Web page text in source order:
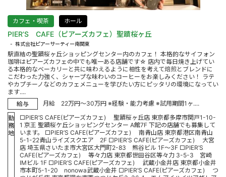
カフェ・喫茶 ホール
PIER’S CAFE（ピアーズカフェ）聖蹟桜ヶ丘
株式会社ピアーサーティー南関東
駅直結の聖蹟桜ヶ丘ショッピングセンター内のカフェ！ 本格的なサイフォン
珈琲はピアーズカフェの中でも唯一ある店舗です☆ 店内で毎日焼き上げてい
る本格的なベーカリーと共に味わえるように相性を考えて焙煎とブレンドに
こだわった力強く、シャープな味わいのコーヒーをお楽しみください！ ラテ
やカプチーノなどのカフェメニューを学びたい方にピッタリの環境になってい
ます....
給与
月給 22万円～30万円 ※経験・能力考慮 ※試用期間1ヶ....
勤
務
地
□PIER’S CAFE(ピアーズカフェ) 聖蹟桜ヶ丘店 東京都多摩市関戸1-10-
1 京王 聖蹟桜ケ丘ショッピングセンター A館7F 下記の店舗でも募集して
います。 □PIER’S CAFE(ピアーズカフェ) 南青山店 東京都港区南青山
5-1-22青山ライズスクエア 2F □PIER’S CAFE(ピアーズカフェ) 大宮
店 埼玉県さいたま市大宮区大門町2-83 熊谷ビル 1F～3F □PIER’S
CAFE(ピアーズカフェ) 等々力店 東京都世田谷区等々力 3-5-3 宮崎
IMビル 1F □PIER’S CAFE(ピアーズカフェ) 武蔵小金井店 東京都小金井
市本町5-1-20 nonowa武蔵小金井 □PIER’S CAFE(ピアーズカフェ) つ